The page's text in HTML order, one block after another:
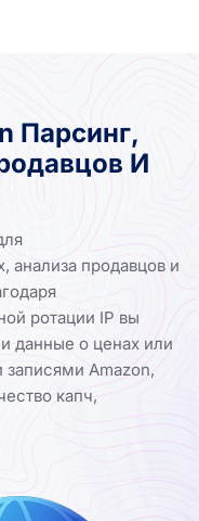
Парсинг,
И
анализа продавцов и
ротации IP вы
данные о ценах или
Amazon,
капч,